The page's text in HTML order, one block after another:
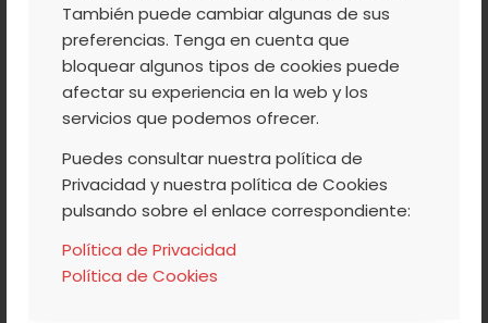
También puede cambiar algunas de sus
preferencias. Tenga en cuenta que
bloquear algunos tipos de cookies puede
afectar su experiencia en la web y los
servicios que podemos ofrecer.
Puedes consultar nuestra política de
Privacidad y nuestra política de Cookies
pulsando sobre el enlace correspondiente:
Política de Privacidad
Política de Cookies
el Valle del Jerte, ha sido entregada este mismo lunes 4 de julio en la
Consejería de Agricultura y Medio Ambiente de la Junta de Extremadura.
Leer más